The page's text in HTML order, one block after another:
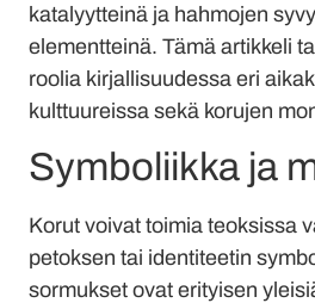
katalyytteinä ja hahmojen
elementteinä. Tämä artikkeli
roolia kirjallisuudessa eri
kulttuureissa sekä korujen
Symboliikka ja
Korut voivat toimia teoksissa
petoksen tai identiteetin
sormukset ovat erityisen